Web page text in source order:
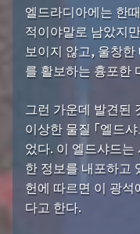
엘드라디아에는 한
적이야말로 남았지
보이지 않고, 울창
를 활보하는 흉포한
그런 가운데 발견된
이상한 물질 「엘드
었다. 이 엘드샤드
한 정보를 내포하고
헌에 따르면 이 광
다고 한다.